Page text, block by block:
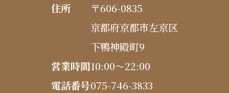
住所
〒606-0835
京都府京都市左京区
下鴨神殿町9
営業時間10:00〜22:00
電話番号075-746-3833